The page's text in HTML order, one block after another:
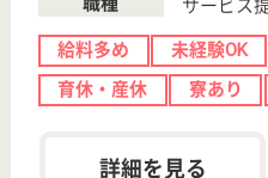
ケアマネジャー 正社員(日勤のみ)
給与
月給：300,000円〜400,000円